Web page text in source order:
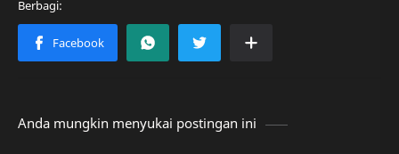
Anda mungkin menyukai postingan ini